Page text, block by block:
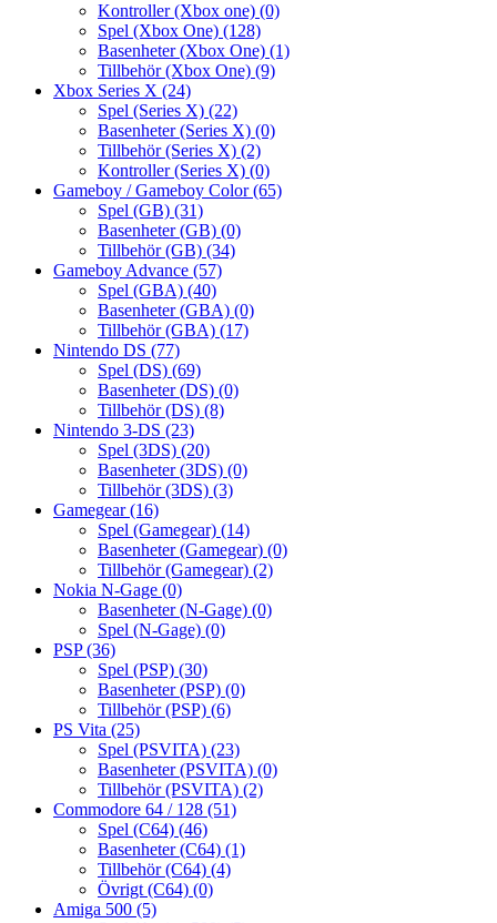
Kontroller (Xbox one) (0)
Spel (Xbox One) (128)
Basenheter (Xbox One) (1)
Tillbehör (Xbox One) (9)
Xbox Series X (24)
Spel (Series X) (22)
Basenheter (Series X) (0)
Tillbehör (Series X) (2)
Kontroller (Series X) (0)
Gameboy / Gameboy Color(65)
Spel (GB) (31)
Basenheter (GB) (0)
Tillbehör (GB) (34)
Gameboy Advance (57)
Spel (GBA) (40)
Basenheter (GBA) (0)
Tillbehör (GBA) (17)
Nintendo DS (77)
Spel (DS) (69)
Basenheter (DS) (0)
Tillbehör (DS) (8)
Nintendo 3-DS (23)
Spel (3DS) (20)
Basenheter (3DS) (0)
Tillbehör (3DS) (3)
Gamegear(16)
Spel (Gamegear) (14)
Basenheter (Gamegear) (0)
Tillbehör (Gamegear) (2)
Nokia N-Gage (0)
Basenheter (N-Gage) (0)
Spel (N-Gage) (0)
PSP(36)
Spel (PSP) (30)
Basenheter (PSP) (0)
Tillbehör (PSP) (6)
PS Vita (25)
Spel (PSVITA) (23)
Basenheter (PSVITA) (0)
Tillbehör (PSVITA) (2)
Commodore 64 / 128 (51)
Spel (C64) (46)
Basenheter (C64) (1)
Tillbehör (C64) (4)
Övrigt (C64) (0)
Amiga 500 (5)